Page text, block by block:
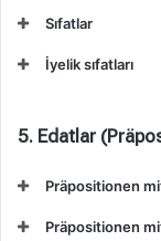
Sıfatlar
İyelik sıfatları
5. Edatlar
Präpositionen
Präpositionen